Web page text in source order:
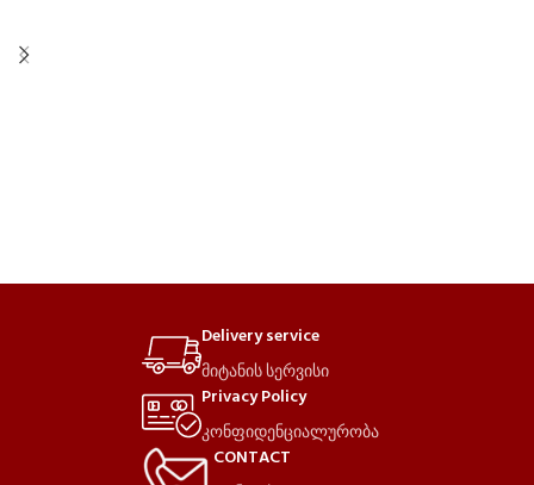
Delivery service
მიტანის სერვისი
Privacy Policy
კონფიდენციალურობა
CONTACT